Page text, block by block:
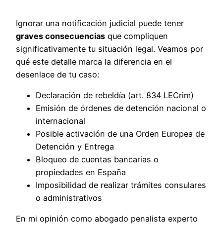
Ignorar una notificación judicial puede tener
graves consecuencias que compliquen
significativamente tu situación legal. Veamos por
qué este detalle marca la diferencia en el
desenlace de tu caso:
Declaración de rebeldía (art. 834 LECrim)
Emisión de órdenes de detención nacional o
internacional
Posible activación de una Orden Europea de
Detención y Entrega
Bloqueo de cuentas bancarias o
propiedades en España
Imposibilidad de realizar trámites consulares
o administrativos
En mi opinión como abogado penalista experto